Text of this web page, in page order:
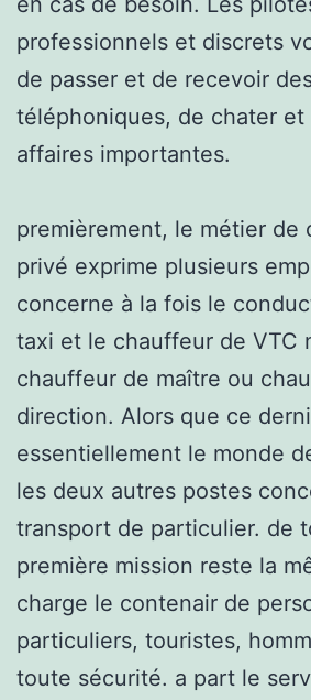
professionnels et discrets
de passer et de recevoir
téléphoniques, de chater et
affaires importantes.
premièrement, le métier de
privé exprime plusieurs
concerne à la fois le
taxi et le chauffeur de VTC
chauffeur de maître ou
direction. Alors que ce
essentiellement le monde
les deux autres postes
transport de particulier. de
première mission reste la
charge le contenair de
particuliers, touristes,
toute sécurité. a part le